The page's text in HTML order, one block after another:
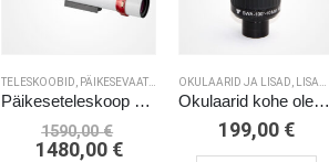
TELESKOOBID PÄIKESEVAATLUS/SOLAR
Päikeseteleskoop LUNT LS40THa/B1200
1590,00€
hind
1480,00 €Current
OKULAARID JA LISAD LISAD TELESKOOPIDELE
Okulaarid kohe olemas
199,00 €